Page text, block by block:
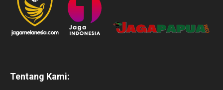
Tentang Kami: